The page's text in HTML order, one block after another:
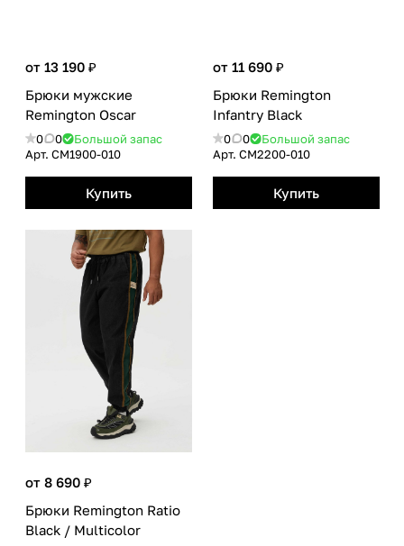
от 13 190 ₽
Брюки мужские
Remington Oscar
0 0
Большой запас
Арт. CM1900-010
Купить
от 11 690 ₽
Брюки Remington
Infantry Black
0 0
Большой запас
Арт. CM2200-010
Купить
от 8 690 ₽
Брюки Remington Ratio
Black / Multicolor